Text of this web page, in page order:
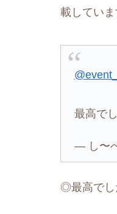
載していま
最高で
— し〜
◎最高でし